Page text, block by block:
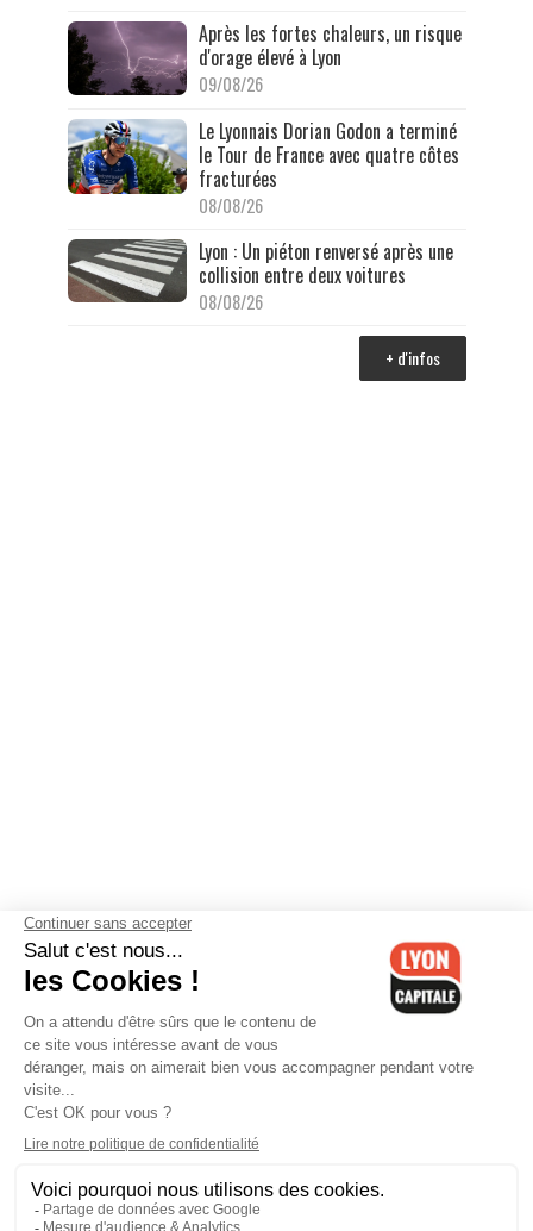
Après les fortes chaleurs, un risque
d'orage élevé à Lyon
09/08/26
Le Lyonnais Dorian Godon a terminé
le Tour de France avec quatre côtes
fracturées
08/08/26
Lyon : Un piéton renversé après une
collision entre deux voitures
08/08/26
+ d'infos
Contactez-nous-Mentions légales-CGV-Politique de
confidentialité-Gestion des cookies